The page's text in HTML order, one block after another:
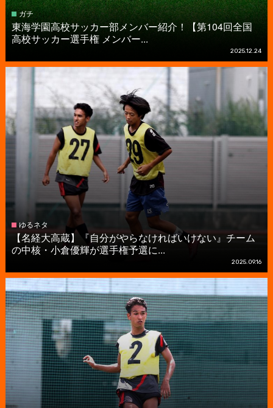
ガチ
東海学園高校サッカー部メンバー紹介！【第104回全国
高校サッカー選手権 メンバー...
2025.12.24
ゆるネタ
【名経大高蔵】『自分がやらなければいけない』チーム
の中核・小倉優輝が選手権予選に...
2025.09.16